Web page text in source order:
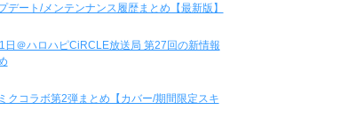
デート/メンテンナンス履歴まとめ【最新版】
日＠ハロハピCiRCLE放送局 第27回の新情報
クコラボ第2弾まとめ【カバー/期間限定スキ